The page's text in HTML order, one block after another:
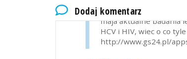
Dodaj komentarz
Zycie policjantów
maja aktualne badania
HCV i HIV, wiec o co
http://www.gs24.pl/